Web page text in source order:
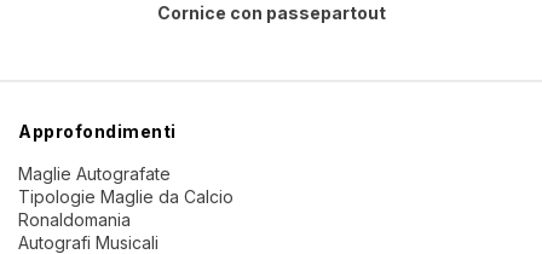
Cornice con passepartout
Approfondimenti
Maglie Autografate
Tipologie Maglie da Calcio
Ronaldomania
Autografi Musicali